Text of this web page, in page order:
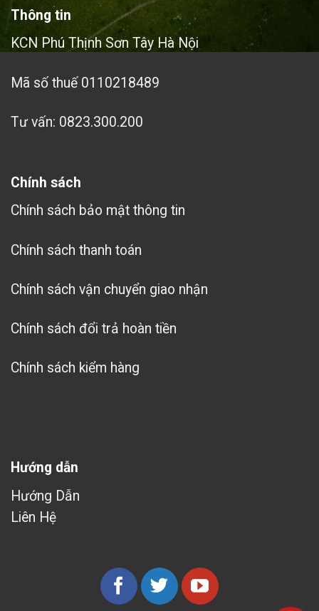
Thông tin
KCN Phú Thịnh Sơn Tây Hà Nội
Mã số thuế 0110218489
Tư vấn: 0823.300.200
Chính sách
Chính sách bảo mật thông tin
Chính sách thanh toán
Chính sách vận chuyển giao nhận
Chính sách đổi trả hoàn tiền
Chính sách kiểm hàng
Hướng dẫn
Hướng Dẫn
Liên Hệ